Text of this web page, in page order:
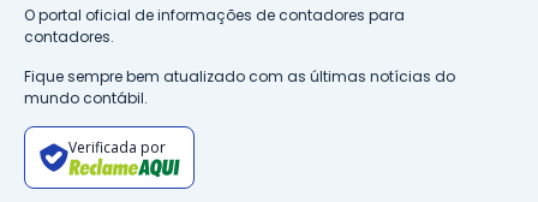
O portal oficial de informações de contadores para
contadores.
Fique sempre bem atualizado com as últimas notícias do
mundo contábil.
Verificada por